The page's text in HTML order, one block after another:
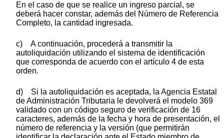
En el caso de que se realice un ingreso parcial, se
deberá hacer constar, además del Número de Referencia
Completo, la cantidad ingresada.
c) A continuación, procederá a transmitir la
autoliquidación utilizando el sistema de identificación
que corresponda de acuerdo con el artículo 4 de esta
orden.
d) Si la autoliquidación es aceptada, la Agencia Estatal
de Administración Tributaria le devolverá el modelo 369
validado con un código seguro de verificación de 16
caracteres, además de la fecha y hora de presentación, el
número de referencia y la versión (que permitirán